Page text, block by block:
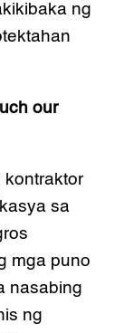
ng
our
kontraktor
sa
mga puno
nasabing
ng